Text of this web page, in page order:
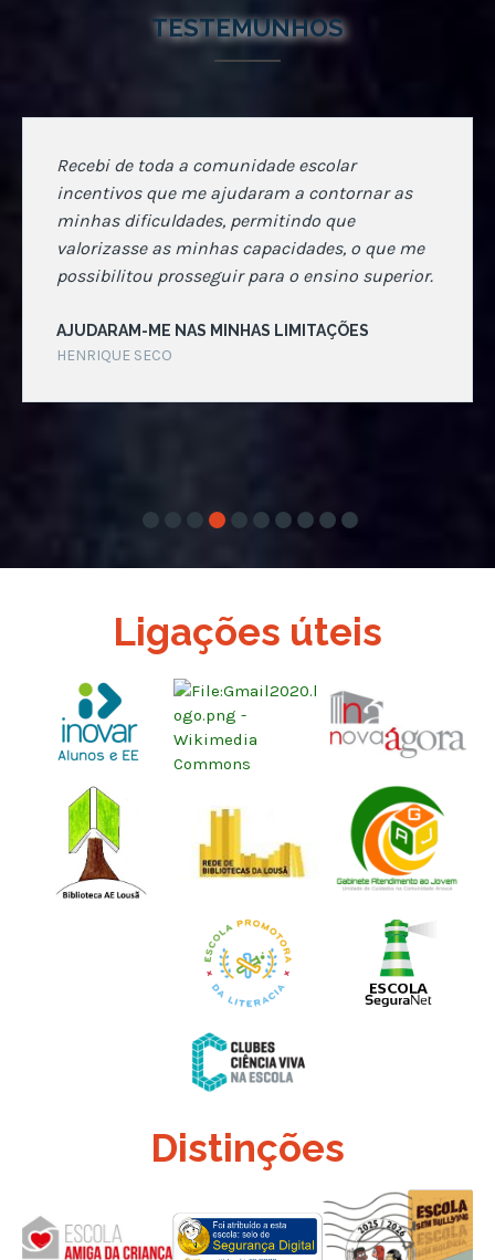
TESTEMUNHOS
Recebi de toda a comunidade escolar
incentivos que me ajudaram a contornar as
minhas dificuldades, permitindo que
valorizasse as minhas capacidades, o que me
possibilitou prosseguir para o ensino superior.
AJUDARAM-ME NAS MINHAS LIMITAÇÕES
HENRIQUE SECO
Ligações úteis
Distinções